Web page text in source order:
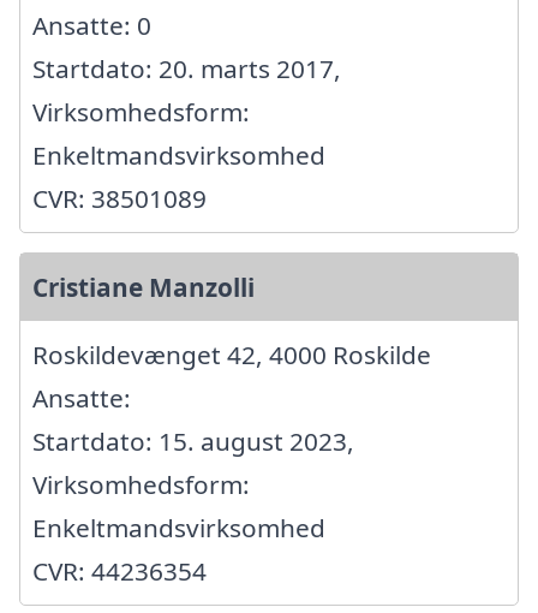
Ansatte: 0
Startdato: 20. marts 2017,
Virksomhedsform:
Enkeltmandsvirksomhed
CVR: 38501089
Cristiane Manzolli
Roskildevænget 42, 4000 Roskilde
Ansatte:
Startdato: 15. august 2023,
Virksomhedsform:
Enkeltmandsvirksomhed
CVR: 44236354